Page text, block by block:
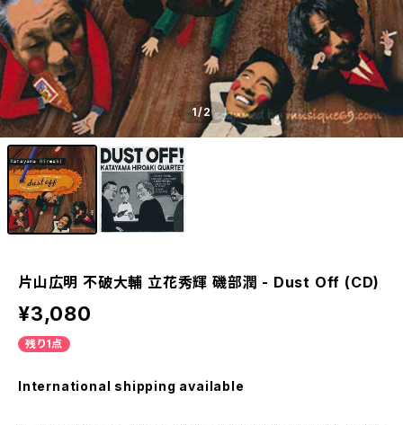
1/2
片山広明 不破大輔 立花秀輝 磯部潤 - Dust Off (CD)
¥3,080
残り1点
International shipping available